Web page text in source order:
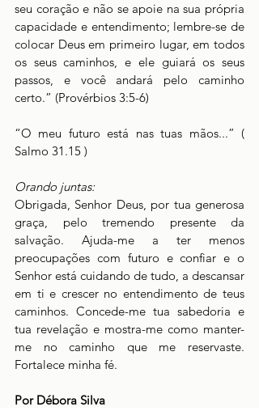
seu coração e não se apoie na sua própria
capacidade e entendimento; lembre-se de
colocar Deus em primeiro lugar, em todos
os seus caminhos, e ele guiará os seus
passos, e você andará pelo caminho
certo.” (Provérbios 3:5-6)
“O meu futuro está nas tuas mãos...” (
Salmo 31.15 )
Orando juntas:
Obrigada, Senhor Deus, por tua generosa
graça, pelo tremendo presente da
salvação. Ajuda-me a ter menos
preocupações com futuro e confiar e o
Senhor está cuidando de tudo, a descansar
em ti e crescer no entendimento de teus
caminhos. Concede-me tua sabedoria e
tua revelação e mostra-me como manter-
me no caminho que me reservaste.
Fortalece minha fé.
Por Débora Silva